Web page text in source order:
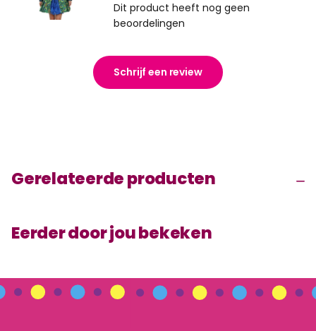
Dit product heeft nog geen
beoordelingen
Schrijf een review
Gerelateerde producten
Eerder door jou bekeken